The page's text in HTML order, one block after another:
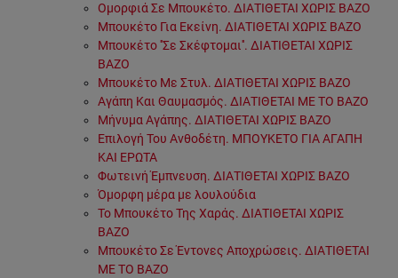
Ομορφιά Σε Μπουκέτο. ΔΙΑΤΙΘΕΤΑΙ ΧΩΡΙΣ ΒΑΖΟ
Μπουκέτο Για Εκείνη. ΔΙΑΤΙΘΕΤΑΙ ΧΩΡΙΣ ΒΑΖΟ
Μπουκέτο ''Σε Σκέφτομαι''. ΔΙΑΤΙΘΕΤΑΙ ΧΩΡΙΣ
ΒΑΖΟ
Μπουκέτο Με Στυλ. ΔΙΑΤΙΘΕΤΑΙ ΧΩΡΙΣ ΒΑΖΟ
Αγάπη Και Θαυμασμός. ΔΙΑΤΙΘΕΤΑΙ ΜΕ ΤΟ ΒΑΖΟ
Μήνυμα Αγάπης. ΔΙΑΤΙΘΕΤΑΙ ΧΩΡΙΣ ΒΑΖΟ
Επιλογή Του Ανθοδέτη. ΜΠΟΥΚΕΤΟ ΓΙΑ ΑΓΑΠΗ
ΚΑΙ ΕΡΩΤΑ
Φωτεινή Έμπνευση. ΔΙΑΤΙΘΕΤΑΙ ΧΩΡΙΣ ΒΑΖΟ
Όμορφη μέρα με λουλούδια
Το Μπουκέτο Της Χαράς. ΔΙΑΤΙΘΕΤΑΙ ΧΩΡΙΣ
ΒΑΖΟ
Μπουκέτο Σε Έντονες Αποχρώσεις. ΔΙΑΤΙΘΕΤΑΙ
ΜΕ ΤΟ ΒΑΖΟ